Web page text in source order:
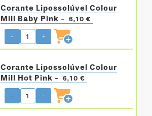
Corante Lipossolúvel Colour
Mill Baby Pink -
6,10 €
- +
Corante Lipossolúvel Colour
Mill Hot Pink -
6,10 €
- +